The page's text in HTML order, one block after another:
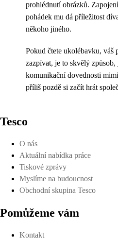
prohlédnutí obrázků.
pohádek mu dá příležitost
někoho jiného.
Pokud čtete ukolébavku,
zazpívat, je to skvělý
komunikační dovednosti
příliš pozdě si začít hrát
Tesco
O nás
Aktuální nabídka práce
Tiskové zprávy
Myslíme na budoucnost
Obchodní skupina Tesco
Pomůžeme vám
Kontakt